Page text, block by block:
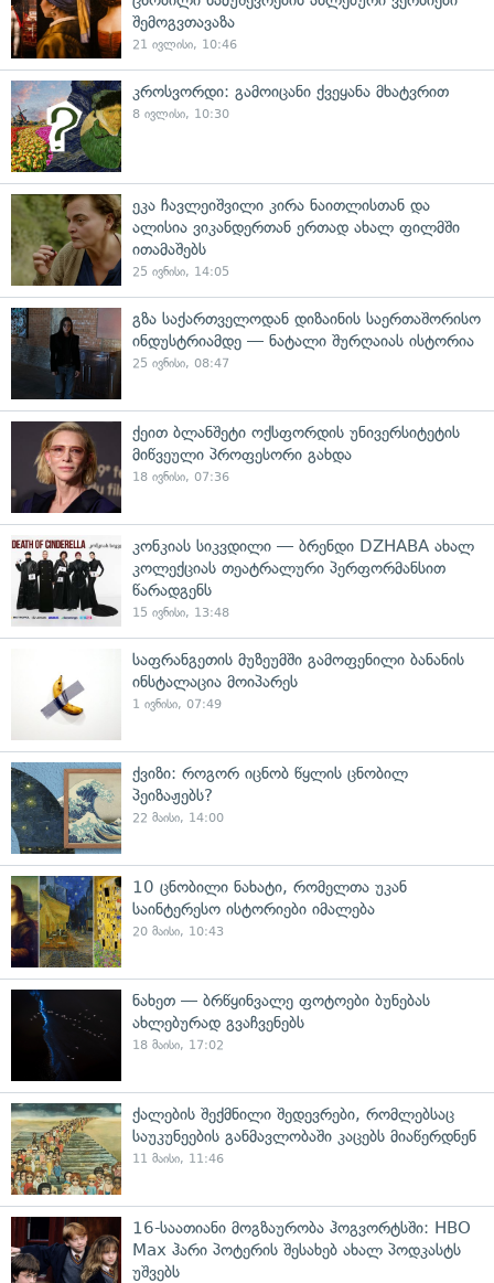
შემოგვთავაზა
21 ივლისი, 10:46
კროსვორდი: გამოიცანი ქვეყანა მხატვრით
8 ივლისი, 10:30
ეკა ჩავლეიშვილი კირა ნაითლისთან და
ალისია ვიკანდერთან ერთად ახალ ფილმში
ითამაშებს
25 ივნისი, 14:05
გზა საქართველოდან დიზაინის საერთაშორისო
ინდუსტრიამდე — ნატალი შურღაიას ისტორია
25 ივნისი, 08:47
ქეით ბლანშეტი ოქსფორდის უნივერსიტეტის
მიწვეული პროფესორი გახდა
18 ივნისი, 07:36
კონკიას სიკვდილი — ბრენდი DZHABA ახალ
კოლექციას თეატრალური პერფორმანსით
წარადგენს
15 ივნისი, 13:48
საფრანგეთის მუზეუმში გამოფენილი ბანანის
ინსტალაცია მოიპარეს
1 ივნისი, 07:49
ქვიზი: როგორ იცნობ წყლის ცნობილ
პეიზაჟებს?
22 მაისი, 14:00
10 ცნობილი ნახატი, რომელთა უკან
საინტერესო ისტორიები იმალება
20 მაისი, 10:43
ნახეთ — ბრწყინვალე ფოტოები ბუნებას
ახლებურად გვაჩვენებს
18 მაისი, 17:02
ქალების შექმნილი შედევრები, რომლებსაც
საუკუნეების განმავლობაში კაცებს მიაწერდნენ
11 მაისი, 11:46
16-საათიანი მოგზაურობა ჰოგვორტსში: HBO
Max ჰარი პოტერის შესახებ ახალ პოდკასტს
უშვებს